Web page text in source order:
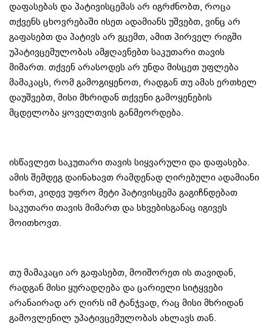
დაფასებას და პატივისცემას არ იგრძნობთ, როცა
თქვენს ცხოვრებაში ისეთ ადამიანს უშვებთ, ვინც არ
გაფასებთ და პატივს არ გცემთ, ამით პირველ რიგში
უპატივცემულობას ამჟღავნებთ საკუთარი თავის
მიმართ. თქვენ არასოდეს არ უნდა მისცეთ უფლება
მამაკაცს, რომ გამოგიყენოთ, რადგან თუ ამას ერთხელ
დაუშვებთ, მისი მხრიდან თქვენი გამოყენების
მცდელობა ყოველთვის განმეორდება.
ისწავლეთ საკუთარი თავის სიყვარული და დაფასება.
ამის შემდეგ დაინახავთ რამდენად ღირებული ადამიანი
ხართ, კიდევ უფრო მეტი პატივისცემა გაგიჩნდებათ
საკუთარი თავის მიმართ და სხვებისგანაც იგივეს
მოითხოვთ.
თუ მამაკაცი არ გაფასებთ, მოიშორეთ ის თავიდან,
რადგან მისი ყურადღება და ცარიელი სიტყვები
არანაირად არ ღირს იმ ტანჯვად, რაც მისი მხრიდან
გამოვლენილ უპატივცემულობას ახლავს თან.